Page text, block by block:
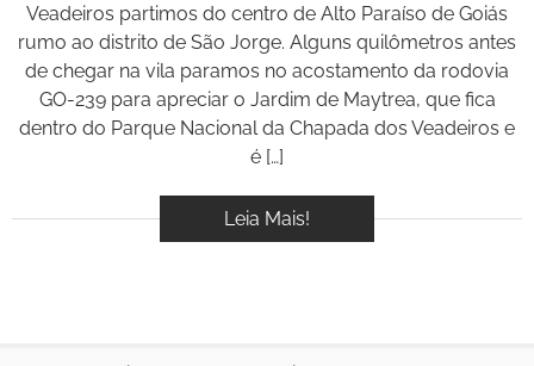
Veadeiros partimos do centro de Alto Paraíso de Goiás
rumo ao distrito de São Jorge. Alguns quilômetros antes
de chegar na vila paramos no acostamento da rodovia
GO-239 para apreciar o Jardim de Maytrea, que fica
dentro do Parque Nacional da Chapada dos Veadeiros e
é […]
Leia Mais!